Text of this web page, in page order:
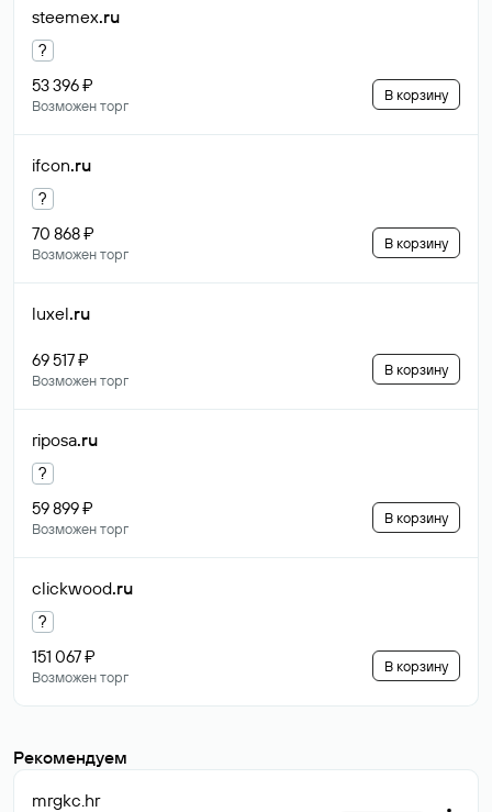
steemex.ru
?
53 396 ₽
Возможен торг
В корзину
ifcon.ru
?
70 868 ₽
Возможен торг
В корзину
luxel.ru
69 517 ₽
Возможен торг
В корзину
riposa.ru
?
59 899 ₽
Возможен торг
В корзину
clickwood.ru
?
151 067 ₽
Возможен торг
В корзину
Рекомендуем
mrgkc.hr